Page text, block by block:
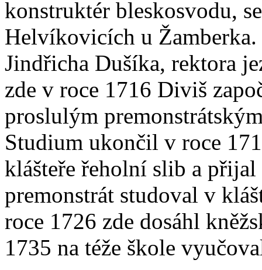
konstruktér bleskosvodu,
Helvíkovicích u
Jindřicha Dušíka, rektora
zde v roce 1716 Diviš
proslulým
Studium ukončil v roce
klášteře řeholní slib a
premonstrát studoval v
roce 1726 zde dosáhl
1735 na téže škole